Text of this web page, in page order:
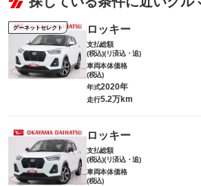
グーネットセレクト ロッキー
支払総額
(税込)(リ済込・追)
車両本体価格
(税込)
年式2020年
走行5.2万km
ロッキー
支払総額
(税込)(リ済込・追)
車両本体価格
(税込)